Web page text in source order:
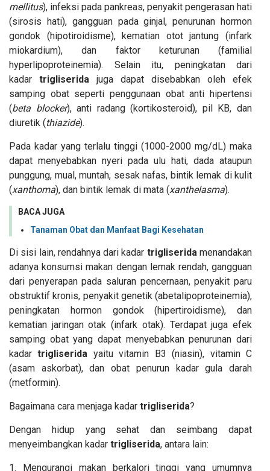
mellitus), infeksi pada pankreas, penyakit pengerasan hati
(sirosis hati), gangguan pada ginjal, penurunan hormon
gondok (hipotiroidisme), kematian otot jantung (infark
miokardium), dan faktor keturunan (familial
hyperlipoproteinemia). Selain itu, peningkatan dari
kadar trigliserida juga dapat disebabkan oleh efek
samping obat seperti penggunaan obat anti hipertensi
(beta blocker), anti radang (kortikosteroid), pil KB, dan
diuretik (thiazide).
Pada kadar yang terlalu tinggi (1000-2000 mg/dL) maka
dapat menyebabkan nyeri pada ulu hati, dada ataupun
punggung, mual, muntah, sesak nafas, bintik lemak di kulit
(xanthoma), dan bintik lemak di mata (xanthelasma).
BACA JUGA
Tanaman Obat dan Manfaat Bagi Kesehatan
Di sisi lain, rendahnya dari kadar trigliseridamenandakan
adanya konsumsi makan dengan lemak rendah, gangguan
dari penyerapan pada saluran pencernaan, penyakit paru
obstruktif kronis, penyakit genetik (abetalipoproteinemia),
peningkatan hormon gondok (hipertiroidisme), dan
kematian jaringan otak (infark otak). Terdapat juga efek
samping obat yang dapat menyebabkan penurunan dari
kadartrigliserida yaitu vitamin B3 (niasin), vitamin C
(asam askorbat), dan obat penurun kadar gula darah
(metformin).
Bagaimana cara menjaga kadar trigliserida?
Dengan hidup yang sehat dan seimbang dapat
menyeimbangkan kadar trigliserida, antara lain:
Mengurangi makan berkalori tinggi yang umumnya